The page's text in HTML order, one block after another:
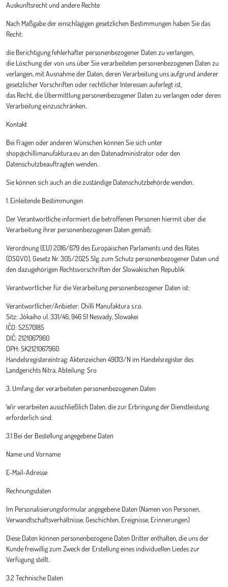
Auskunftsrecht und andere Rechte
Nach Maßgabe der einschlägigen gesetzlichen Bestimmungen haben Sie das
Recht:
die Berichtigung fehlerhafter personenbezogener Daten zu verlangen,
die Löschung der von uns über Sie verarbeiteten personenbezogenen Daten zu
verlangen, mit Ausnahme der Daten, deren Verarbeitung uns aufgrund anderer
gesetzlicher Vorschriften oder rechtlicher Interessen auferlegt ist,
das Recht, die Übermittlung personenbezogener Daten zu verlangen oder deren
Verarbeitung einzuschränken.
Kontakt
Bei Fragen oder anderen Wünschen können Sie sich unter
shop@chillimanufaktura.eu an den Datenadministrator oder den
Datenschutzbeauftragten wenden.
Sie können sich auch an die zuständige Datenschutzbehörde wenden.
1. Einleitende Bestimmungen
Der Verantwortliche informiert die betroffenen Personen hiermit über die
Verarbeitung ihrer personenbezogenen Daten gemäß:
Verordnung (EU) 2016/679 des Europäischen Parlaments und des Rates
(DSGVO), Gesetz Nr. 305/2025 Slg. zum Schutz personenbezogener Daten und
den dazugehörigen Rechtsvorschriften der Slowakischen Republik
Verantwortlicher für die Verarbeitung personenbezogener Daten ist:
Verantwortlicher/Anbieter: Chilli Manufaktura s.r.o.
Sitz: Jókaiho ul. 331/46, 946 51 Nesvady, Slowakei
IČO: 52570185
DIČ: 2121067960
DPH: SK2121067960
Handelsregistereintrag: Aktenzeichen 49013/N im Handelsregister des
Landgerichts Nitra, Abteilung: Sro
3. Umfang der verarbeiteten personenbezogenen Daten
Wir verarbeiten ausschließlich Daten, die zur Erbringung der Dienstleistung
erforderlich sind.
3.1 Bei der Bestellung angegebene Daten
Name und Vorname
E-Mail-Adresse
Rechnungsdaten
Im Personalisierungsformular angegebene Daten (Namen von Personen,
Verwandtschaftsverhältnisse, Geschichten, Ereignisse, Erinnerungen)
Diese Daten können personenbezogene Daten Dritter enthalten, die uns der
Kunde freiwillig zum Zweck der Erstellung eines individuellen Liedes zur
Verfügung stellt.
3.2 Technische Daten